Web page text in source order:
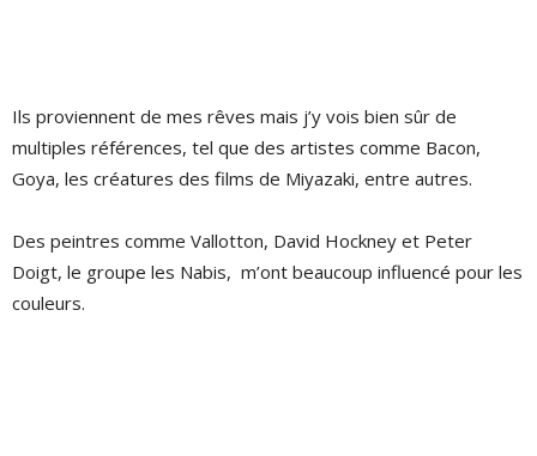
Ils proviennent de mes rêves mais j’y vois bien sûr de
multiples références, tel que des artistes comme Bacon,
Goya, les créatures des films de Miyazaki, entre autres.
Des peintres comme Vallotton, David Hockney et Peter
Doigt, le groupe les Nabis, m’ont beaucoup influencé pour les
couleurs.